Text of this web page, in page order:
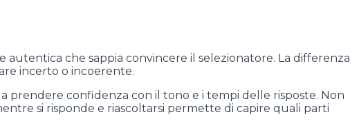
autentica che sappia convincere il selezionatore. La differenza
incerto o incoerente.
prendere confidenza con il tono e i tempi delle risposte. Non
si risponde e riascoltarsi permette di capire quali parti